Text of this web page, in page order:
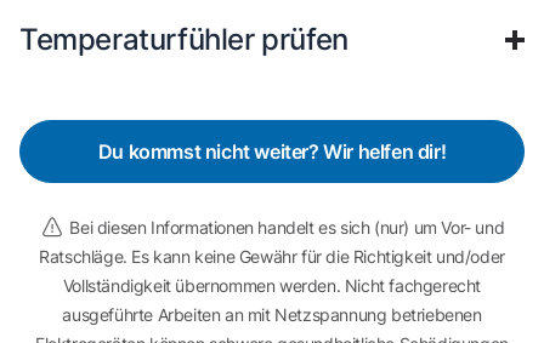
Temperaturfühler prüfen
Du kommst nicht weiter? Wir helfen dir!
Bei diesen Informationen handelt es sich (nur) um Vor- und
Ratschläge. Es kann keine Gewähr für die Richtigkeit und/oder
Vollständigkeit übernommen werden. Nicht fachgerecht
ausgeführte Arbeiten an mit Netzspannung betriebenen